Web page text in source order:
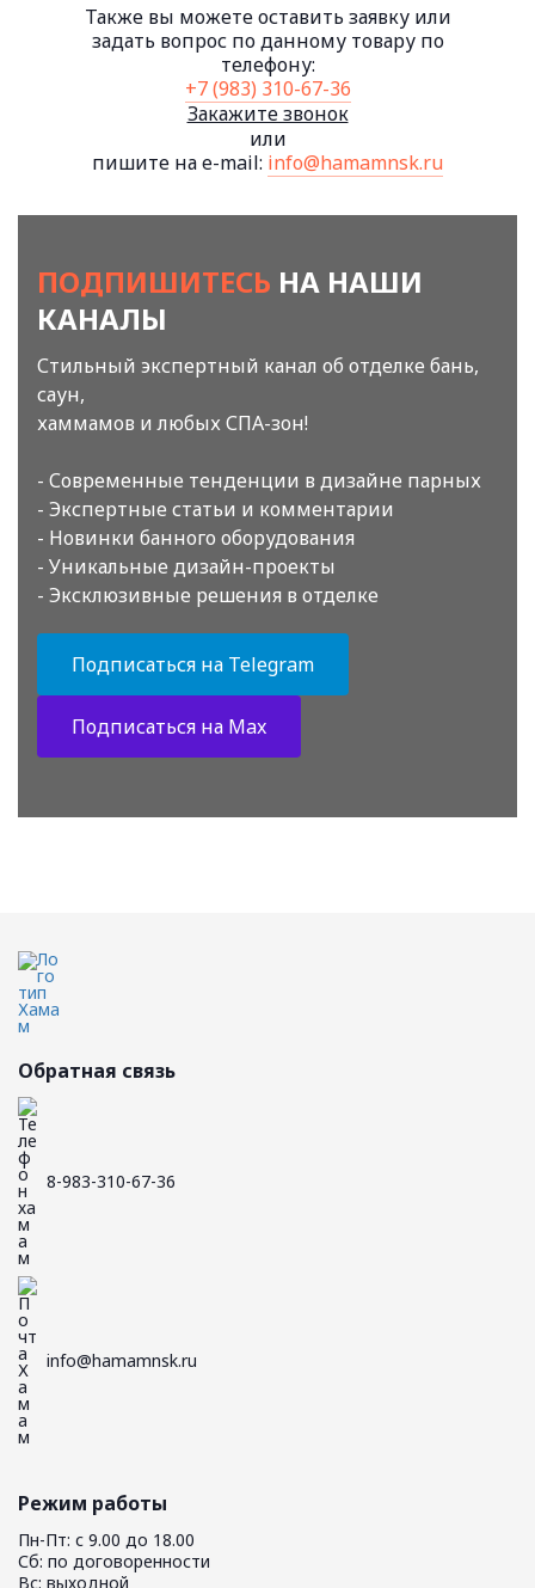
Также вы можете оставить заявку или
задать вопрос по данному товару по
телефону:
+7 (983) 310-67-36
Закажите звонок
или
пишите на e-mail: info@hamamnsk.ru
ПОДПИШИТЕСЬ НА НАШИ
КАНАЛЫ
Стильный экспертный канал об отделке бань,
саун,
хаммамов и любых СПА-зон!
- Современные тенденции в дизайне парных
- Экспертные статьи и комментарии
- Новинки банного оборудования
- Уникальные дизайн-проекты
- Эксклюзивные решения в отделке
Подписаться на Telegram
Подписаться на Max
Обратная связь
8-983-310-67-36
info@hamamnsk.ru
Режим работы
Пн-Пт: с 9.00 до 18.00
Сб: по договоренности
Вс: выходной